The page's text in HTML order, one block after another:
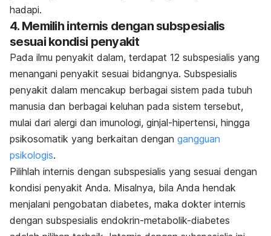
hadapi.
4. Memilih internis dengan subspesialis
sesuai kondisi penyakit
Pada ilmu penyakit dalam, terdapat 12 subspesialis yang
menangani penyakit sesuai bidangnya. Subspesialis
penyakit dalam mencakup berbagai sistem pada tubuh
manusia dan berbagai keluhan pada sistem tersebut,
mulai dari alergi dan imunologi, ginjal-hipertensi, hingga
psikosomatik yang berkaitan dengan gangguan
psikologis.
Pilihlah internis dengan subspesialis yang sesuai dengan
kondisi penyakit Anda. Misalnya, bila Anda hendak
menjalani pengobatan diabetes, maka dokter internis
dengan subspesialis endokrin-metabolik-diabetes